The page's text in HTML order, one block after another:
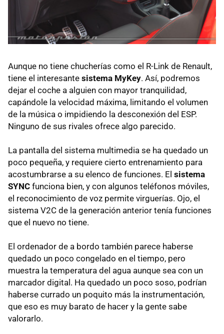
Aunque no tiene chucherías como el R-Link de Renault,
tiene el interesante sistema MyKey. Así, podremos
dejar el coche a alguien con mayor tranquilidad,
capándole la velocidad máxima, limitando el volumen
de la música o impidiendo la desconexión del ESP.
Ninguno de sus rivales ofrece algo parecido.
La pantalla del sistema multimedia se ha quedado un
poco pequeña, y requiere cierto entrenamiento para
acostumbrarse a su elenco de funciones. El sistema
SYNC funciona bien, y con algunos teléfonos móviles,
el reconocimiento de voz permite virguerías. Ojo, el
sistema V2C de la generación anterior tenía funciones
que el nuevo no tiene.
El ordenador de a bordo también parece haberse
quedado un poco congelado en el tiempo, pero
muestra la temperatura del agua aunque sea con un
marcador digital. Ha quedado un poco soso, podrían
haberse currado un poquito más la instrumentación,
que eso es muy barato de hacer y la gente sabe
valorarlo.